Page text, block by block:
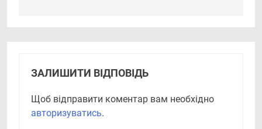
ЗАЛИШИТИ ВІДПОВІДЬ
Щоб відправити коментар вам необхідно
авторизуватись.